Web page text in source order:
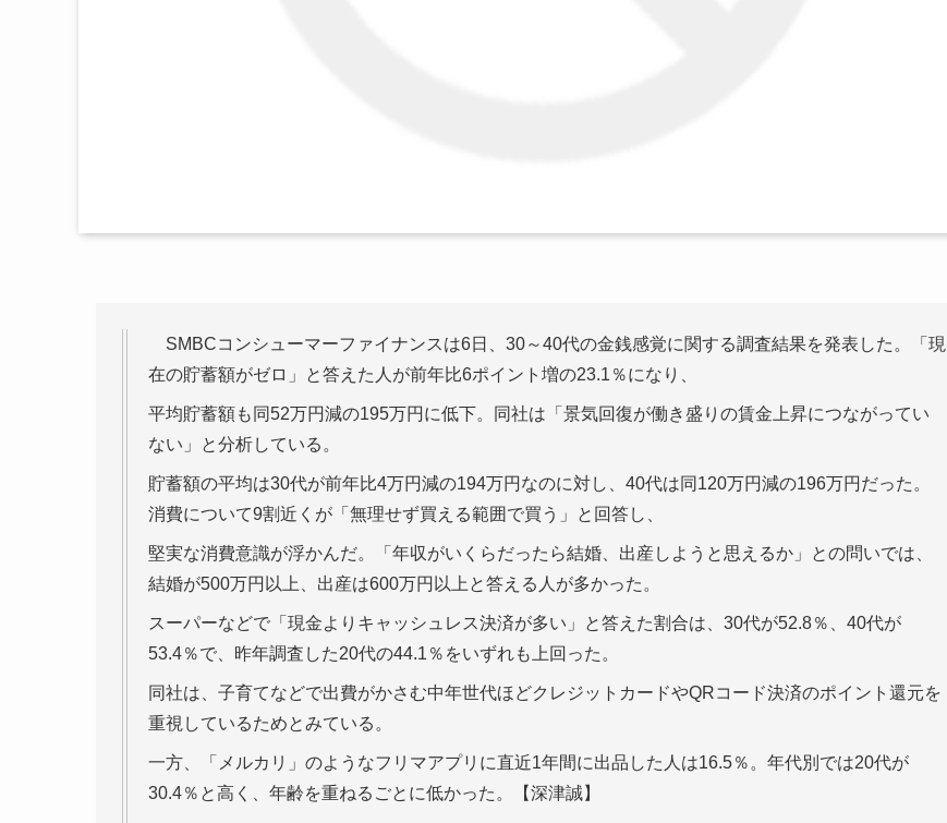
SMBCコンシューマーファイナンスは6日、30～40代の金銭感覚に関する調査結果を発表した。「現
在の貯蓄額がゼロ」と答えた人が前年比6ポイント増の23.1％になり、
平均貯蓄額も同52万円減の195万円に低下。同社は「景気回復が働き盛りの賃金上昇につながってい
ない」と分析している。
貯蓄額の平均は30代が前年比4万円減の194万円なのに対し、40代は同120万円減の196万円だった。
消費について9割近くが「無理せず買える範囲で買う」と回答し、
堅実な消費意識が浮かんだ。「年収がいくらだったら結婚、出産しようと思えるか」との問いでは、
結婚が500万円以上、出産は600万円以上と答える人が多かった。
スーパーなどで「現金よりキャッシュレス決済が多い」と答えた割合は、30代が52.8％、40代が
53.4％で、昨年調査した20代の44.1％をいずれも上回った。
同社は、子育てなどで出費がかさむ中年世代ほどクレジットカードやQRコード決済のポイント還元を
重視しているためとみている。
一方、「メルカリ」のようなフリマアプリに直近1年間に出品した人は16.5％。年代別では20代が
30.4％と高く、年齢を重ねるごとに低かった。【深津誠】